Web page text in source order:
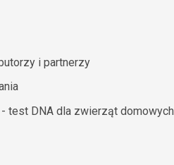
i partnerzy
- test DNA dla zwierząt domowych